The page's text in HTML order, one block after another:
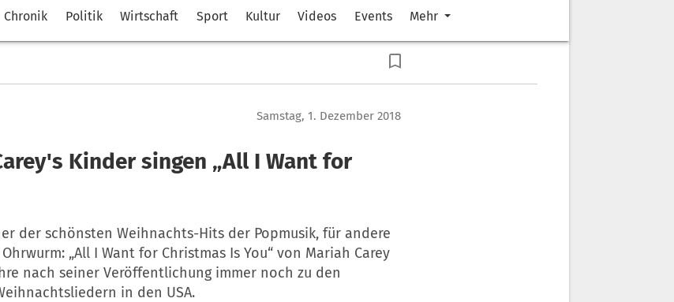
Chronik Politik Wirtschaft Sport Kultur Videos Events Mehr
Samstag, 1. Dezember 2018
Kinder singen „All I Want for
der schönsten Weihnachts-Hits der Popmusik, für andere
„All I Want for Christmas Is You“ von Mariah Carey
nach seiner Veröffentlichung immer noch zu den
in den USA.